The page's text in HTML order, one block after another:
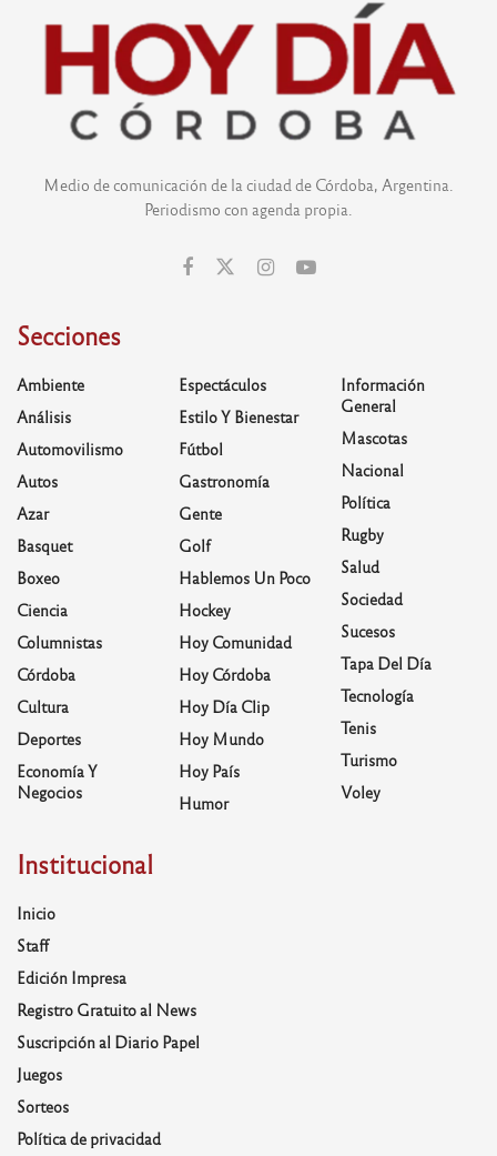
Medio de comunicación de la ciudad de Córdoba, Argentina.
Periodismo con agenda propia.
Secciones
Ambiente
Análisis
Automovilismo
Autos
Azar
Basquet
Boxeo
Ciencia
Columnistas
Córdoba
Cultura
Deportes
Economía Y
Negocios
Espectáculos
Estilo Y Bienestar
Fútbol
Gastronomía
Gente
Golf
Hablemos Un Poco
Hockey
Hoy Comunidad
Hoy Córdoba
Hoy Día Clip
Hoy Mundo
Hoy País
Humor
Información
General
Mascotas
Nacional
Política
Rugby
Salud
Sociedad
Sucesos
Tapa Del Día
Tecnología
Tenis
Turismo
Voley
Institucional
Inicio
Staff
Edición Impresa
Registro Gratuito al News
Suscripción al Diario Papel
Juegos
Sorteos
Política de privacidad